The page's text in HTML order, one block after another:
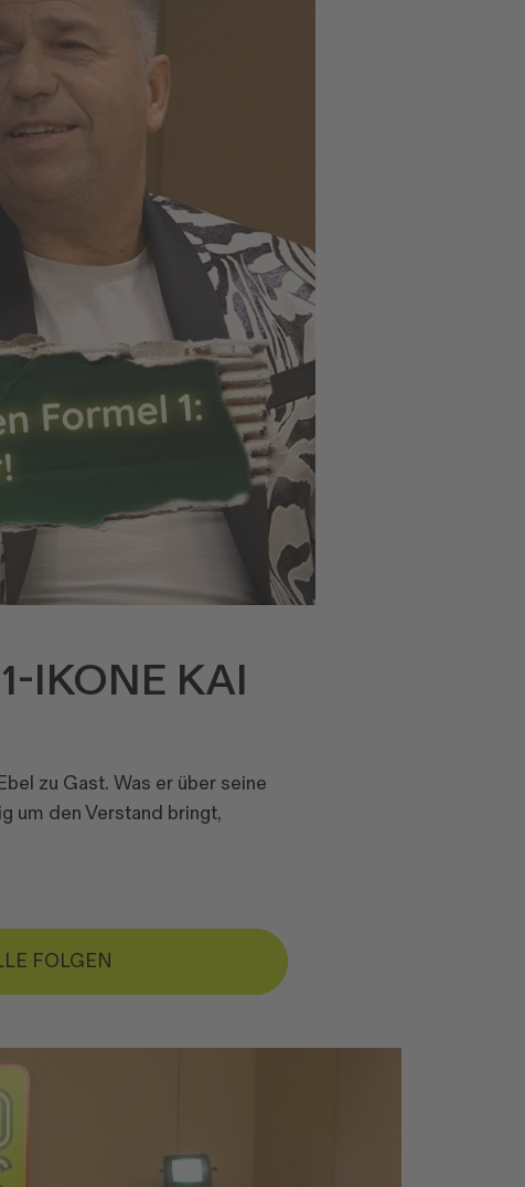
IKONE KAI
zu Gast. Was er über seine
um den Verstand bringt,
FOLGEN